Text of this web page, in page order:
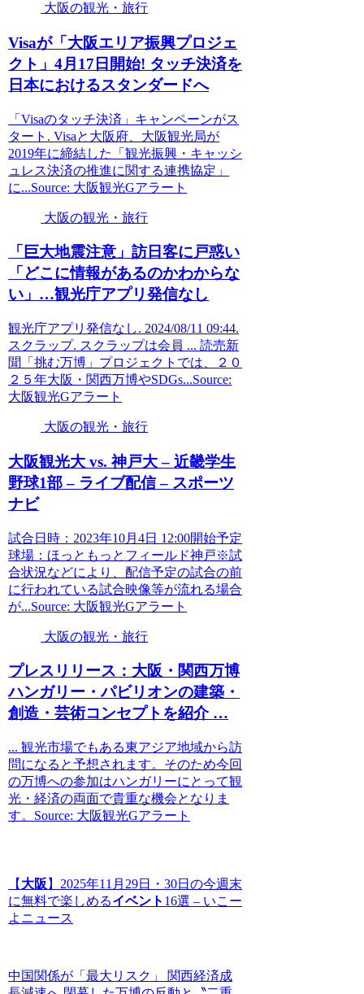
大阪の観光・旅行
Visaが「 大阪エリア振興プロジェ
クト」4月17日開始! タッチ決済を
日本におけるスタンダードへ
「Visaのタッチ決済」キャンペーンがス
タート. Visaと大阪府、大阪観光局が
2019年に締結した「観光振興・キャッシ
ュレス決済の推進に関する連携協定」
に...Source: 大阪観光Gアラート
大阪の観光・旅行
「巨大地震注意」訪日客に戸惑い
「どこに情報があるのかわからな
い」…観光庁アプリ発信なし
観光庁アプリ発信なし. 2024/08/11 09:44.
スクラップ. スクラップは会員 ... 読売新
聞「挑む万博」プロジェクトでは、２０
２５年大阪・関西万博やSDGs...Source:
大阪観光Gアラート
大阪の観光・旅行
大阪観光大 vs. 神戸大 – 近畿学生
野球1部 – ライブ配信 – スポーツ
ナビ
試合日時：2023年10月4日 12:00開始予定
球場：ほっともっとフィールド神戸※試
合状況などにより、配信予定の試合の前
に行われている試合映像等が流れる場合
が...Source: 大阪観光Gアラート
大阪の観光・旅行
プレスリリース： 大阪 ・関西万博
ハンガリー・パビリオンの建築・
創造・芸術コンセプトを紹介 …
... 観光市場でもある東アジア地域から訪
問になると予想されます。そのため今回
の万博への参加はハンガリーにとって観
光・経済の両面で貴重な機会となりま
す。Source: 大阪観光Gアラート
【 大阪 】2025年11月29日・30日の今週末
に無料で楽しめるイベント 16選 – いこー
よニュース
中国関係が「最大リスク」 関西経済成